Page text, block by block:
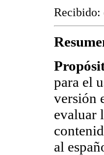
Recibido:
para el
versión
evaluar
al